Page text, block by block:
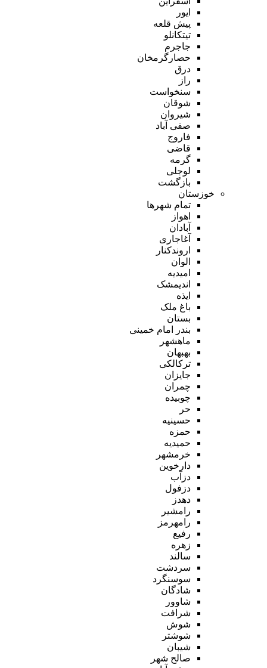
ایور
پیش قلعه
تیتکانلو
جاجرم
حصارگرمخان
درق
راز
سنخواست
شوقان
شیروان
صفی آباد
فاروج
قاضی
گرمه
لوجلی
بازگشت
خوزستان
تمام شهر‌ها
اهواز
آبادان
آغاجاری
اروندکنار
الوان
امیدیه
اندیمشک
ایذه
باغ ملک
بستان
بندر امام خمینی
ماهشهر
بهبهان
ترکالکی
جایزان
چمران
چوبیده
حر
حسینیه
حمزه
حمیدیه
خرمشهر
دارخوین
دزآب
دزفول
دهدز
رامشیر
رامهرمز
رفیع
زهره
سالند
سردشت
سوسنگرد
شادگان
شاوور
شرافت
شوش
شوشتر
شیبان
صالح شهر